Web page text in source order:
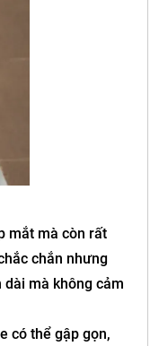
mắt mà còn rất
chắn nhưng
mà không cảm
có thể gập gọn,